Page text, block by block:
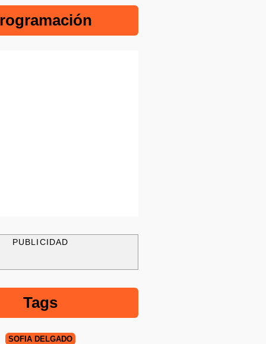
PUBLICIDAD
Tags
SOFÍA DELGADO